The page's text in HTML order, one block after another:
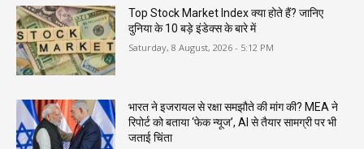
Top Stock Market Index क्या होते हैं? जानिए
दुनिया के 10 बड़े इंडेक्स के बारे में
Saturday, 8 August, 2026 - 5:12 PM
भारत ने इजरायल से रक्षा समझौते की मांग की? MEA ने
रिपोर्ट को बताया ‘फेक न्यूज’, AI से तैयार सामग्री पर भी
जताई चिंता